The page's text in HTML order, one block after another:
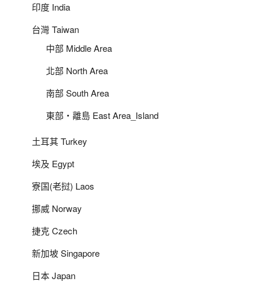
印度 India
台灣 Taiwan
中部 Middle Area
北部 North Area
南部 South Area
東部‧離島 East Area_Island
土耳其 Turkey
埃及 Egypt
寮国(老挝) Laos
挪威 Norway
捷克 Czech
新加坡 Singapore
日本 Japan